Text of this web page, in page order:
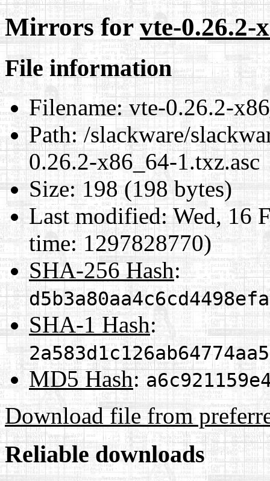
Mirrors forvte-0.26.2-
File information
Filename:vte-0.26.2-
Path:/slackware/
0.26.2-x86_64-1.txz.asc
Size:198 (198 bytes)
Last modified:Wed, 16
time: 1297828770)
SHA-256 Hash:
SHA-1 Hash:
MD5 Hash:
Download file from
Reliable downloads